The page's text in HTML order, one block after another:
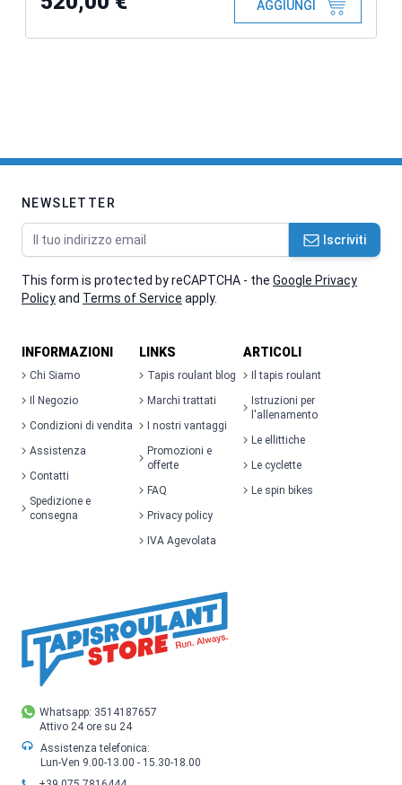
AGGIUNGI
Whatsapp: 3514187657
Attivo 24 ore su 24
Assistenza telefonica:
Lun-Ven 9.00-13.00 - 15.30-18.00
NEWSLETTER
Indirizzo email Iscriviti
This form is protected by reCAPTCHA - the Google Privacy
Policyand Terms of Service apply.
INFORMAZIONI
Chi Siamo
Il Negozio
Condizioni di vendita
Assistenza
Contatti
Spedizione e
consegna
LINKS
Tapis roulant blog
Marchi trattati
I nostri vantaggi
Promozioni e
offerte
FAQ
Privacy policy
IVA Agevolata
ARTICOLI
Il tapis roulant
Istruzioni per
l'allenamento
Le ellittiche
Le cyclette
Le spin bikes